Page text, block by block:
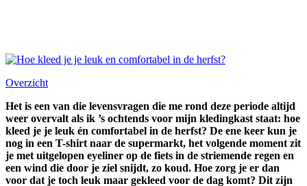
Overzicht
Het is een van die levensvragen die me rond deze periode altijd
weer overvalt als ik ’s ochtends voor mijn kledingkast staat: hoe
kleed je je leuk én comfortabel in de herfst? De ene keer kun je
nog in een T-shirt naar de supermarkt, het volgende moment zit
je met uitgelopen eyeliner op de fiets in de striemende regen en
een wind die door je ziel snijdt, zo koud. Hoe zorg je er dan
voor dat je toch leuk maar gekleed voor de dag komt? Dit zijn